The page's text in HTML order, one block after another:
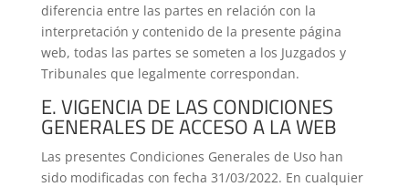
diferencia entre las partes en relación con la
interpretación y contenido de la presente página
web, todas las partes se someten a los Juzgados y
Tribunales que legalmente correspondan.
E. VIGENCIA DE LAS CONDICIONES
GENERALES DE ACCESO A LA WEB
Las presentes Condiciones Generales de Uso han
sido modificadas con fecha 31/03/2022. En cualquier